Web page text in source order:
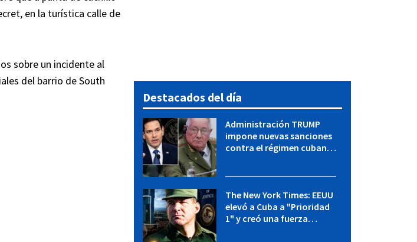
en la turística calle de
sobre un incidente al
del barrio de South
Destacados del día
Administración TRUMP
impone nuevas sanciones
contra el régimen cubano:
The New York Times: EEUU
elevó a Cuba a "Prioridad
1" y creó una fuerza